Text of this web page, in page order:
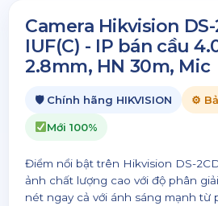
Camera Hikvision DS-
IUF(C) - IP bán cầu
2.8mm, HN 30m, Mic
🛡 Chính hãng HIKVISION ⚙
Mới 100%
Điểm nổi bật trên Hikvision DS-
ảnh chất lượng cao với độ phân
nét ngay cả với ánh sáng mạnh từ